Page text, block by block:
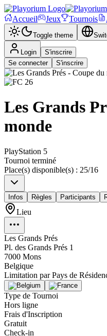
Accueil Jeux Tournois
Toggle theme
Login
S'inscrire
Se connecter
S'inscrire
Les Grands
monde
PlayStation 5
Tournoi terminé
Place(s) disponible(s) : 25/16
Infos Règles Participants
Lieu
Les Grands Prés
Pl. des Grands Prés 1
7000 Mons
Belgique
Limitation par Pays de
Type de Tournoi
Hors ligne
Frais d'Inscription
Gratuit
Check-in